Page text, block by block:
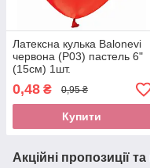
Латексна кулька Balonevi
червона (P03) пастель 6"
(15см) 1шт.
0,48 ₴ 0,95 ₴
Купити
Акційні пропозиції